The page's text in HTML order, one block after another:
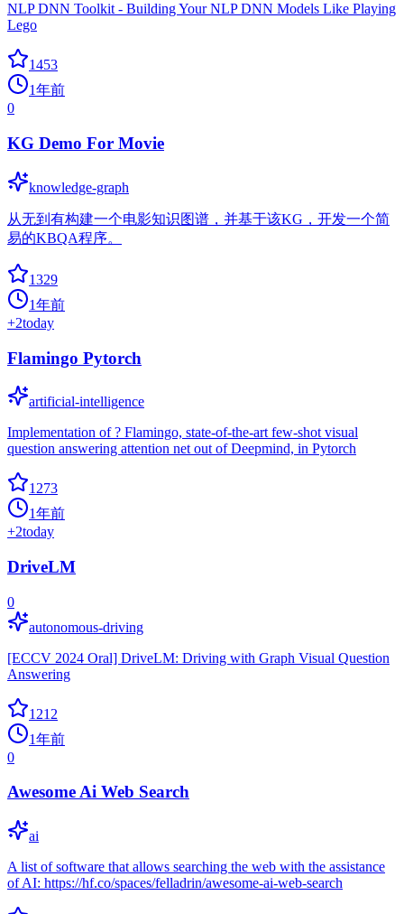
NLP DNN Toolkit - Building Your NLP DNN Models Like Playing
Lego
1453
1年前
0
KG Demo For Movie
knowledge-graph
从无到有构建一个电影知识图谱，并基于该KG，开发一个简
易的KBQA程序。
1329
1年前
+2today
Flamingo Pytorch
artificial-intelligence
Implementation of ? Flamingo, state-of-the-art few-shot visual
question answering attention net out of Deepmind, in Pytorch
1273
1年前
+2today
DriveLM
0
autonomous-driving
[ECCV 2024 Oral] DriveLM: Driving with Graph Visual Question
Answering
1212
1年前
0
Awesome Ai Web Search
ai
A list of software that allows searching the web with the assistance
of AI: https://hf.co/spaces/felladrin/awesome-ai-web-search